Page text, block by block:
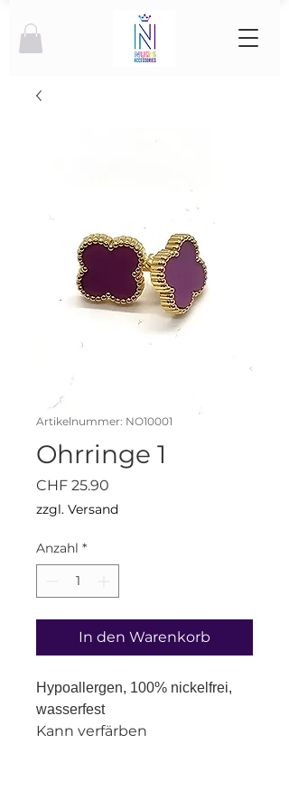
Artikelnummer: NO10001
Ohrringe 1
CHF 25.90
zzgl. Versand
Anzahl *
In den Warenkorb
Hypoallergen, 100% nickelfrei,
wasserfest
Kann verfärben